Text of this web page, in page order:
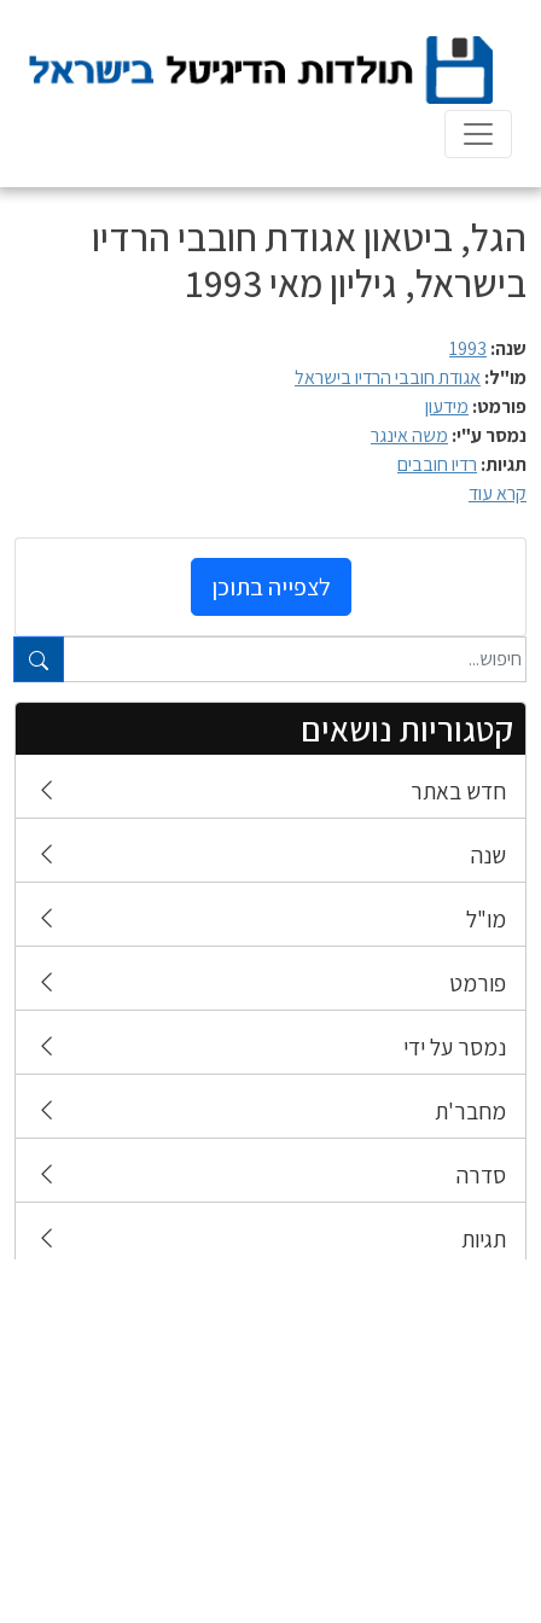
content
טקסט חופשי...
קטגוריות נושאים
חדש באתר
שנה
מו"ל
פורמט
נמסר על ידי
מחבר'ת
סדרה
תגיות
הגל, ביטאון אגודת חובבי הרדיו
בישראל, גיליון מאי 1993
שנה: 1993
מו"ל: אגודת חובבי הרדיו בישראל
פורמט: מידעון
נמסר ע"י: משה אינגר
תגיות: רדיו חובבים
קרא עוד
לצפייה בתוכן